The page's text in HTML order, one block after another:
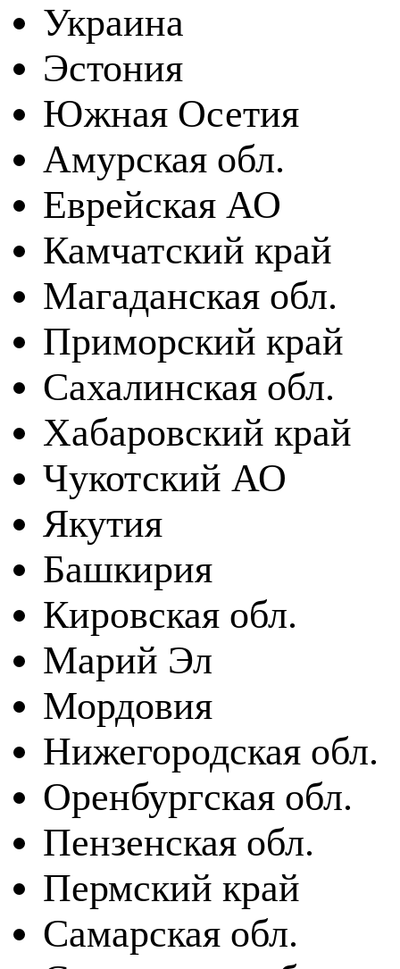
Украина
Эстония
Южная Осетия
Амурская обл.
Еврейская АО
Камчатский край
Магаданская обл.
Приморский край
Сахалинская обл.
Хабаровский край
Чукотский АО
Якутия
Башкирия
Кировская обл.
Марий Эл
Мордовия
Нижегородская обл.
Оренбургская обл.
Пензенская обл.
Пермский край
Самарская обл.